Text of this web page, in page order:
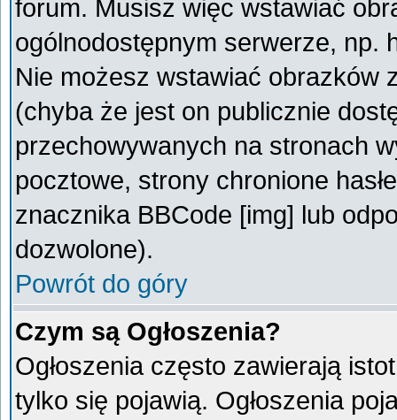
forum. Musisz więc wstawiać
ogólnodostępnym serwerze, np.
Nie możesz wstawiać obrazków
(chyba że jest on publicznie
przechowywanych na stronach
pocztowe, strony chronione
znacznika BBCode [img] lub
dozwolone).
Powrót do góry
Czym są Ogłoszenia?
Ogłoszenia często zawierają
tylko się pojawią. Ogłoszenia